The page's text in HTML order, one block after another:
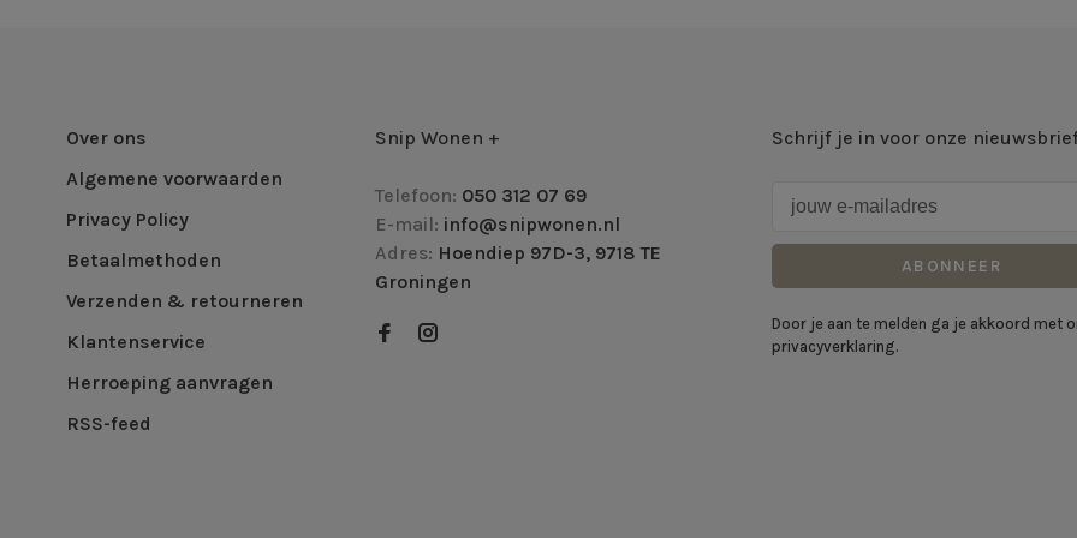
Over ons
Algemene voorwaarden
Privacy Policy
Betaalmethoden
Verzenden & retourneren
Klantenservice
Herroeping aanvragen
RSS-feed
Snip Wonen +
Telefoon: 050 312 07 69
E-mail: info@snipwonen.nl
Adres: Hoendiep 97D-3, 9718 TE
Groningen
Schrijf je in voor onze
ABONNEER
Door je aan te melden ga je akkoord met
privacyverklaring.